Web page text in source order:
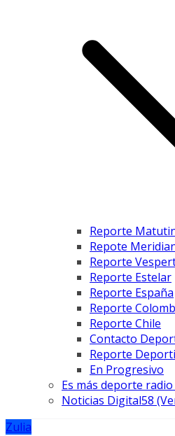
Reporte
Repote
Reporte
Reporte Estelar
Reporte España
Reporte
Reporte Chile
Contacto
Reporte
En Progresivo
Es más deporte
Noticias Digital58
Zulia